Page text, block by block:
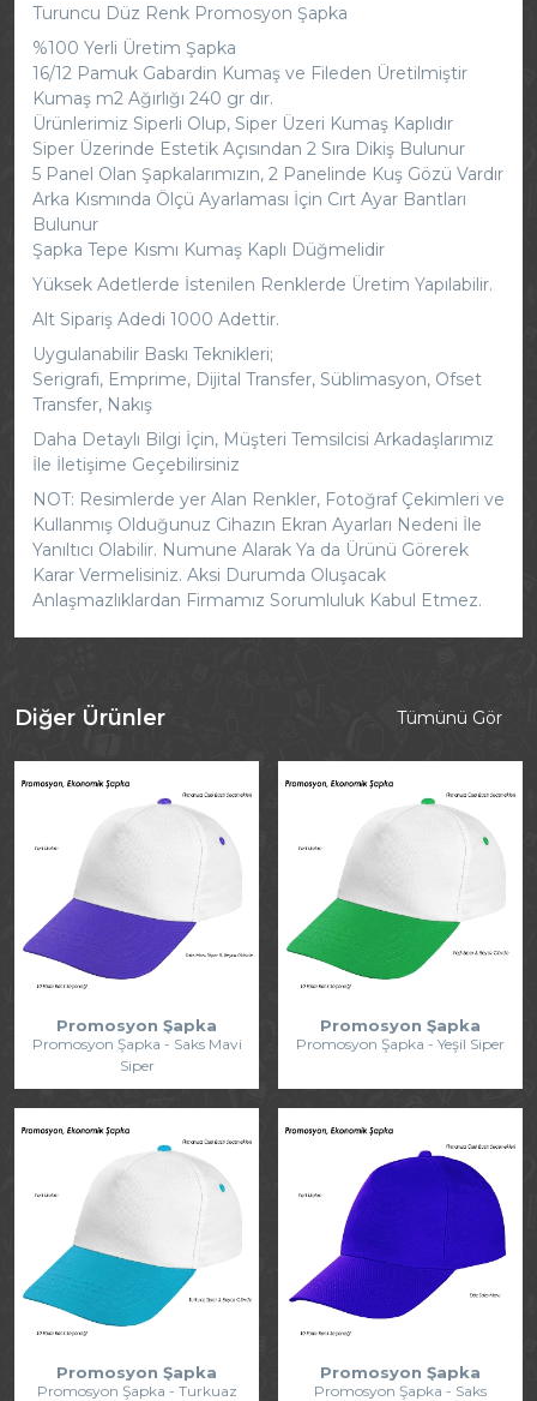
Turuncu Düz Renk Promosyon Şapka
%100 Yerli Üretim Şapka
16/12 Pamuk Gabardin Kumaş ve Fileden Üretilmiştir
Kumaş m2 Ağırlığı 240 gr dır.
Ürünlerimiz Siperli Olup, Siper Üzeri Kumaş Kaplıdır
Siper Üzerinde Estetik Açısından 2 Sıra Dikiş Bulunur
5 Panel Olan Şapkalarımızın, 2 Panelinde Kuş Gözü Vardır
Arka Kısmında Ölçü Ayarlaması İçin Cırt Ayar Bantları
Bulunur
Şapka Tepe Kısmı Kumaş Kaplı Düğmelidir
Yüksek Adetlerde İstenilen Renklerde Üretim Yapılabilir.
Alt Sipariş Adedi 1000 Adettir.
Uygulanabilir Baskı Teknikleri;
Serigrafi, Emprime, Dijital Transfer, Süblimasyon, Ofset
Transfer, Nakış
Daha Detaylı Bilgi İçin, Müşteri Temsilcisi Arkadaşlarımız
İle İletişime Geçebilirsiniz
NOT: Resimlerde yer Alan Renkler, Fotoğraf Çekimleri ve
Kullanmış Olduğunuz Cihazın Ekran Ayarları Nedeni İle
Yanıltıcı Olabilir. Numune Alarak Ya da Ürünü Görerek
Karar Vermelisiniz. Aksi Durumda Oluşacak
Anlaşmazlıklardan Firmamız Sorumluluk Kabul Etmez.
Diğer Ürünler Tümünü Gör
Promosyon Şapka
Promosyon Şapka - Saks Mavi
Siper
Promosyon Şapka
Promosyon Şapka - Yeşil Siper
Promosyon Şapka
Promosyon Şapka - Turkuaz
Promosyon Şapka
Promosyon Şapka - Saks